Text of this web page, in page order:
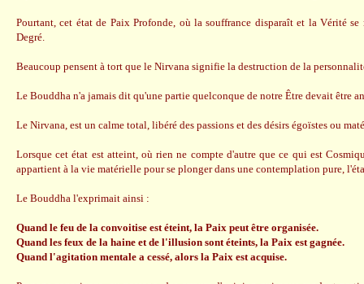
Pourtant, cet état de Paix Profonde, où la souffrance disparaît et la Vérité
Degré.
Beaucoup pensent à tort que le Nirvana signifie la destruction de la
Le Bouddha n'a jamais dit qu'une partie quelconque de notre Être devait être
Le Nirvana, est un calme total, libéré des passions et des désirs égoïstes ou
Lorsque cet état est atteint, où rien ne compte d'autre que ce qui est
appartient à la vie matérielle pour se plonger dans une contemplation pure,
Le Bouddha l'exprimait ainsi :
Quand le feu de la convoitise est éteint, la Paix peut être organisée.
Quand les feux de la haine et de l'illusion sont éteints, la Paix est gagnée.
Quand l'agitation mentale a cessé, alors la Paix est acquise.